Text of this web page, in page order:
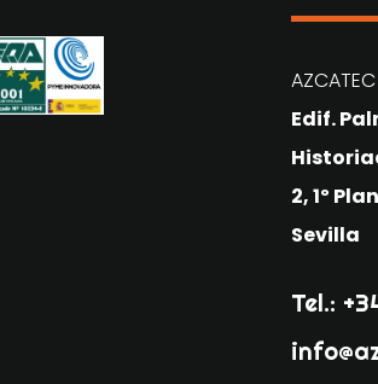
Edif.
2, 1º
Sevilla
Tel.: